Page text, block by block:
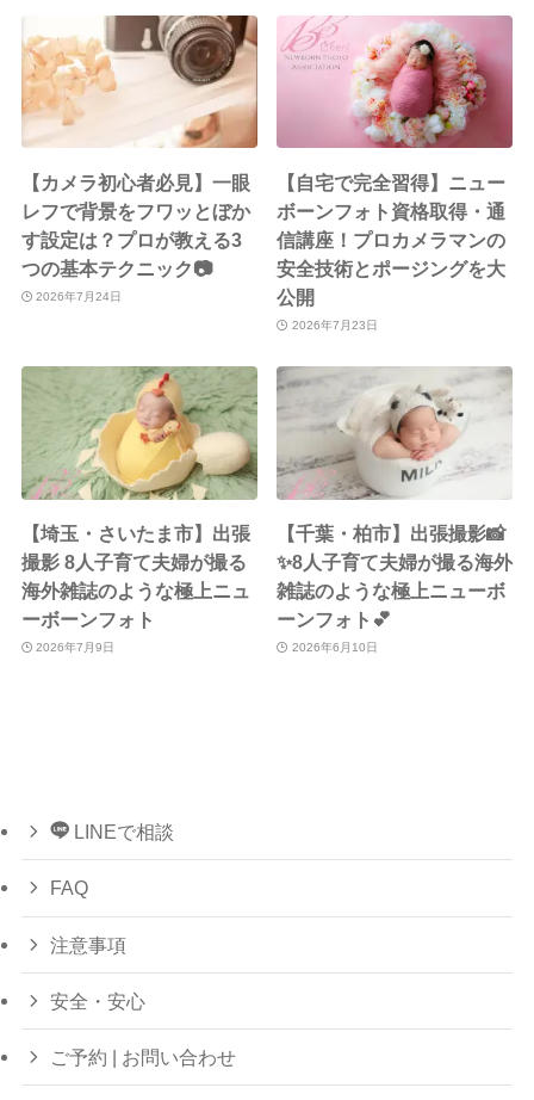
【カメラ初心者必見】一眼
レフで背景をフワッとぼか
す設定は？プロが教える3
つの基本テクニック📷
2026年7月24日
【自宅で完全習得】ニュー
ボーンフォト資格取得・通
信講座！プロカメラマンの
安全技術とポージングを大
公開
2026年7月23日
【埼玉・さいたま市】出張
撮影 8人子育て夫婦が撮る
海外雑誌のような極上ニュ
ーボーンフォト
2026年7月9日
【千葉・柏市】出張撮影📸
✨8人子育て夫婦が撮る海外
雑誌のような極上ニューボ
ーンフォト💕
2026年6月10日
LINEで相談
FAQ
注意事項
安全・安心
ご予約 | お問い合わせ